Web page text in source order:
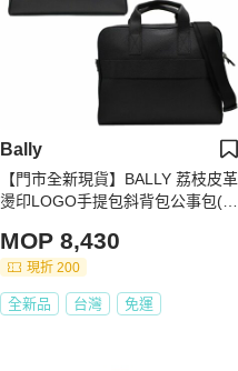
Bally
【門市全新現貨】BALLY 荔枝皮革
燙印LOGO手提包斜背包公事包(附
MOP 8,430
現折 200
全新品 台灣 免運